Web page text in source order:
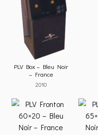
PLV Box – Bleu Noir
– France
2010